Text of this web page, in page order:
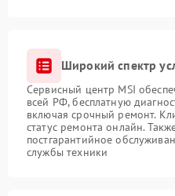
Широкий спектр
Сервисный центр MSI
всей РФ, бесплатную
включая срочный ремонт.
статус ремонта онлайн.
постгарантийное
службы техники